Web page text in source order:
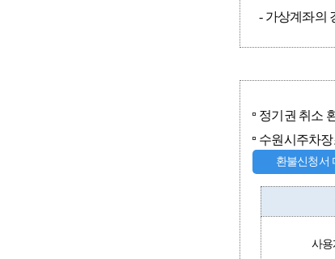
- 가상계좌의
정기권 취소
수원시주차
환불신청서
사용